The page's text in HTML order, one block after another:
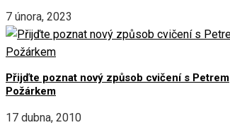
7 února, 2023
Přijďte poznat nový způsob cvičení s Petrem
Požárkem
17 dubna, 2010